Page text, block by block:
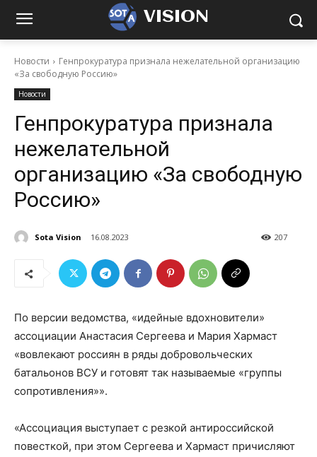
VISION
Новости
Генпрокуратура признала нежелательной организацию
«За свободную Россию»
Новости
Генпрокуратура признала
нежелательной
организацию «За свободную
Россию»
Sota Vision 16.08.2023 207
По версии ведомства, «идейные вдохновители»
ассоциации Анастасия Сергеева и Мария Хармаст
«вовлекают россиян в ряды добровольческих
батальонов ВСУ и готовят так называемые «группы
сопротивления»».
«Ассоциация выступает с резкой антироссийской
повесткой, при этом Сергеева и Хармаст причисляют